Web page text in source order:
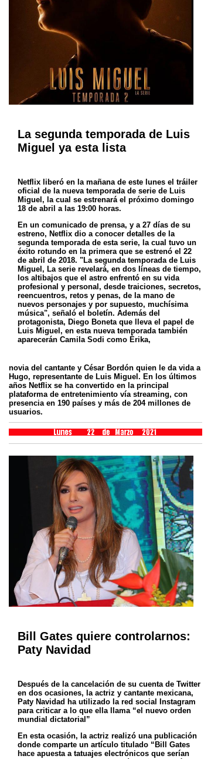
La segunda temporada de Luis
Miguel ya esta lista
Netflix liberó en la mañana de este lunes el tráiler
oficial de la nueva temporada de serie de Luis
Miguel, la cual se estrenará el próximo domingo
18 de abril a las 19:00 horas.
En un comunicado de prensa, y a 27 días de su
estreno, Netflix dio a conocer detalles de la
segunda temporada de esta serie, la cual tuvo un
éxito rotundo en la primera que se estrenó el 22
de abril de 2018. "La segunda temporada de Luis
Miguel, La serie revelará, en dos líneas de tiempo,
los altibajos que el astro enfrentó en su vida
profesional y personal, desde traiciones, secretos,
reencuentros, retos y penas, de la mano de
nuevos personajes y por supuesto, muchísima
música", señaló el boletín. Además del
protagonista, Diego Boneta que lleva el papel de
Luis Miguel, en esta nueva temporada también
aparecerán Camila Sodi como Érika,
novia del cantante y César Bordón quien le da vida a
Hugo, representante de Luis Miguel. En los últimos
años Netflix se ha convertido en la principal
plataforma de entretenimiento vía streaming, con
presencia en 190 países y más de 204 millones de
usuarios.
Bill Gates quiere controlarnos:
Paty Navidad
Después de la cancelación de su cuenta de Twitter
en dos ocasiones, la actriz y cantante mexicana,
Paty Navidad ha utilizado la red social Instagram
para criticar a lo que ella llama “el nuevo orden
mundial dictatorial”
En esta ocasión, la actriz realizó una publicación
donde comparte un artículo titulado “Bill Gates
hace apuesta a tatuajes electrónicos que serían